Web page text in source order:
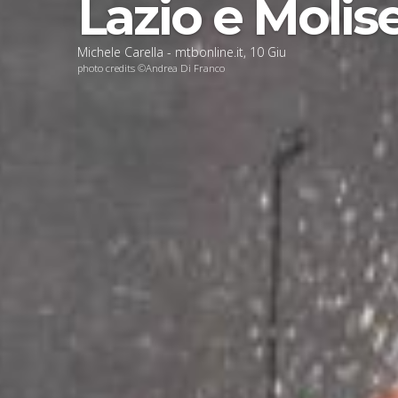
Lazio e
Michele Carella - mtbonline.it, 10 Giu
photo credits ©Andrea Di Franco